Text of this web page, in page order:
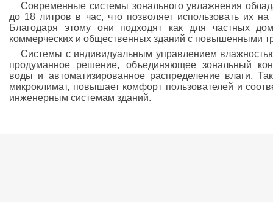
Современные системы зонального увлажнения
до 18 литров в час, что позволяет использовать их
Благодаря этому они подходят как для частных
коммерческих и общественных зданий с повышенными
Системы с индивидуальным управлением
продуманное решение, объединяющее зональный
воды и автоматизированное распределение влаги.
микроклимат, повышает комфорт пользователей и
инженерным системам зданий.